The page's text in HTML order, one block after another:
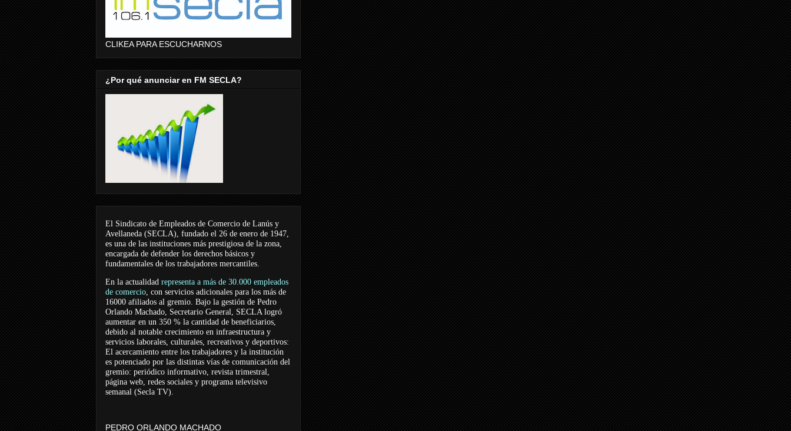
CLIKEA PARA ESCUCHARNOS
¿Por qué anunciar en FM SECLA?
El Sindicato de Empleados de Comercio de Lanús y
Avellaneda (SECLA), fundado el 26 de enero de 1947,
es una de las instituciones más prestigiosa de la zona,
encargada de defender los derechos básicos y
fundamentales de los trabajadores mercantiles.
En la actualidad representa a más de 30.000 empleados
de comercio, con servicios adicionales para los más de
16000 afiliados al gremio. Bajo la gestión de Pedro
Orlando Machado, Secretario General, SECLA logró
aumentar en un 350 % la cantidad de beneficiarios,
debido al notable crecimiento en infraestructura y
servicios laborales, culturales, recreativos y deportivos:
El acercamiento entre los trabajadores y la institución
es potenciado por las distintas vías de comunicación del
gremio: periódico informativo, revista trimestral,
página web, redes sociales y programa televisivo
semanal (Secla TV).
PEDRO ORLANDO MACHADO